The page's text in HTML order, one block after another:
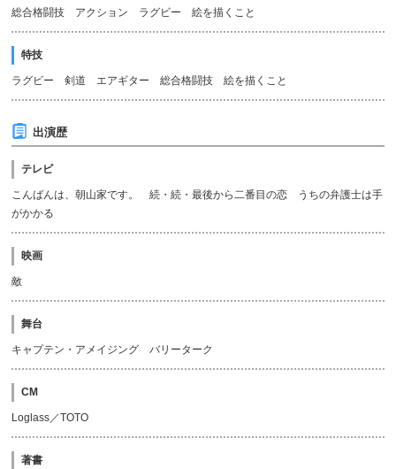
総合格闘技 アクション ラグビー 絵を描くこと
特技
ラグビー 剣道 エアギター 総合格闘技 絵を描くこと
出演歴
テレビ
こんばんは、朝山家です。 続・続・最後から二番目の恋 うちの弁護士は手
がかかる
映画
敵
舞台
キャプテン・アメイジング バリーターク
CM
Loglass／TOTO
著書